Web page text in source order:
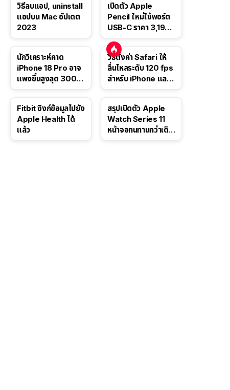
วิธีลบแอป, uninstall
แอปบน Mac อัปเดต
2023
เปิดตัว Apple
Pencil ใหม่ใช้พอร์ต
USB-C ราคา 3,190
นี้
นักวิเคราะห์คาด
iPhone 18 Pro อาจ
แพงขึ้นสูงสุด 300
วิธีตั้งค่า Safari ให้
ลื่นไหลระดับ 120 fps
สำหรับ iPhone และ
Fitbit ซิงก์ข้อมูลไปยัง
Apple Health ได้
แล้ว
สรุปเปิดตัว Apple
Watch Series 11
หน้าจอทนทานกว่าเดิม